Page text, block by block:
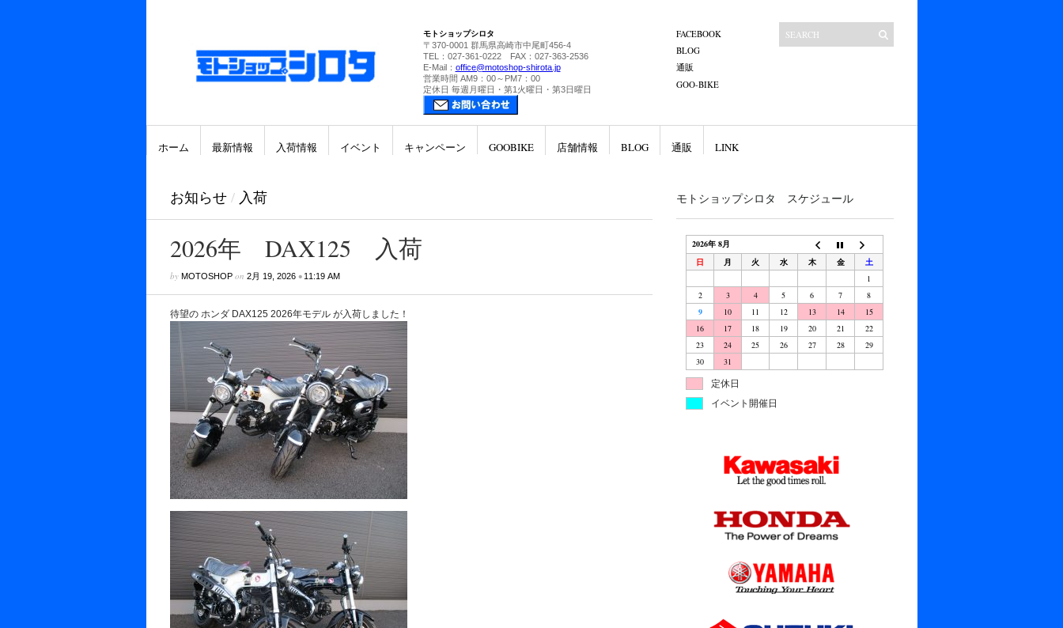
モトショップシロタ
〒370-0001 群馬県高崎市中尾町456-4
TEL：027-361-0222 FAX：027-363-2536
E-Mail： office@motoshop-shirota.jp
営業時間 AM9：00～PM7：00
定休日 毎週月曜日・第1火曜日・第3日曜日
FACEBOOK
BLOG
通販
GOO-BIKE
ホーム 最新情報 入荷情報 イベント キャンペーン GOOBIKE 店舗情報 BLOG 通販 LINK
お知らせ / 入荷
2026年 DAX125 入荷
by MOTOSHOPon 2月 19, 2026• 11:19 AM
待望の ホンダ DAX125 2026年モデル が入荷しました！
モトショップシロタ スケジュール
2026年 8月
日
月 火 水 木 金
土
1
2
3 4 5 6 7
8
9
10 11 12 13 14
15
16
17 18 19 20 21
22
23
24 25 26 27 28
29
30
31
定休日
イベント開催日